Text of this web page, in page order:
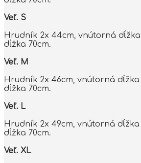
Veľ. S
Hrudník 2x 44cm, vnútorná
dĺžka 70cm.
Veľ. M
Hrudník 2x 46cm, vnútorná
dĺžka 70cm.
Veľ. L
Hrudník 2x 49cm, vnútorná
dĺžka 70cm.
Veľ. XL